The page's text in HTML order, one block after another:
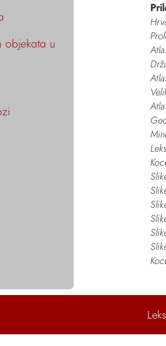
objekata u